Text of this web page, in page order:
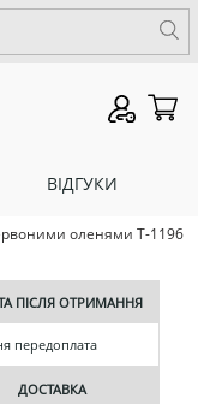
ВІДГУКИ
оленями Т-1196
ПІСЛЯ ОТРИМАННЯ
передоплата
ДОСТАВКА